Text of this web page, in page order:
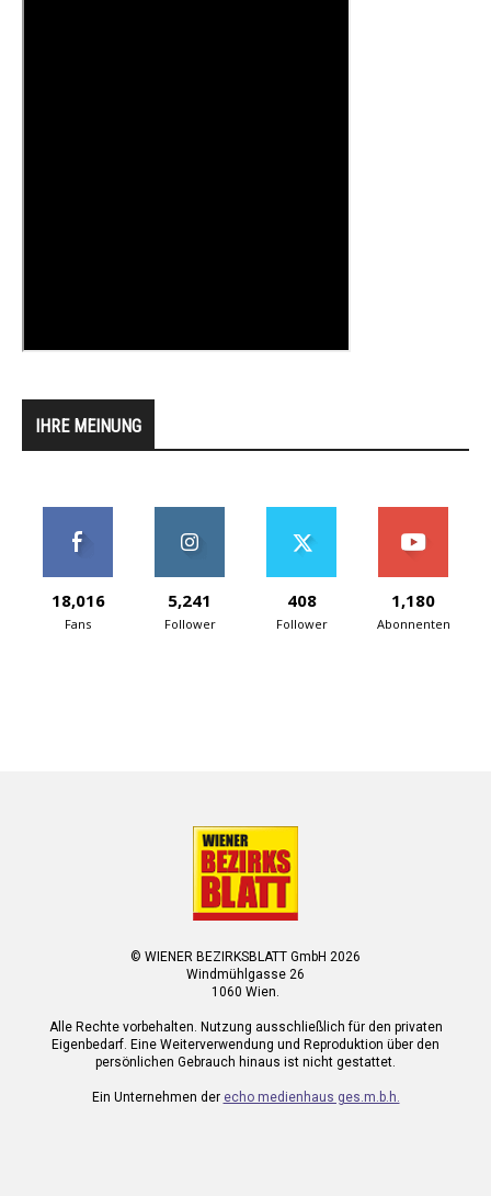
IHRE MEINUNG
18,016
Fans
5,241
Follower
408
Follower
1,180
Abonnenten
© WIENER BEZIRKSBLATT GmbH 2026
Windmühlgasse 26
1060 Wien.
Alle Rechte vorbehalten. Nutzung ausschließlich für den privaten
Eigenbedarf. Eine Weiterverwendung und Reproduktion über den
persönlichen Gebrauch hinaus ist nicht gestattet.
Ein Unternehmen der echo medienhaus ges.m.b.h.